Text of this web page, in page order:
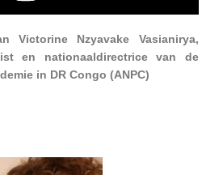
Victorine Nzyavake Vasianirya,
en nationaaldirectrice van de
in DR Congo (ANPC)